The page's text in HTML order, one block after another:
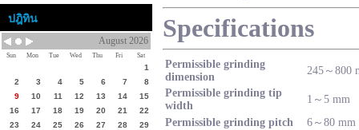
ปฎิทิน
August 2026
Sun Mon Tue Wed Thu Fri Sat
1
2
3 4 5 6 7
8
9
10 11 12 13 14
15
16
17 18 19 20 21
22
23
24 25 26 27 28
29
Specifications
Permissible grinding
dimension
245～800
Permissible grinding tip
width
1～5 mm
Permissible grinding pitch
6～80 mm